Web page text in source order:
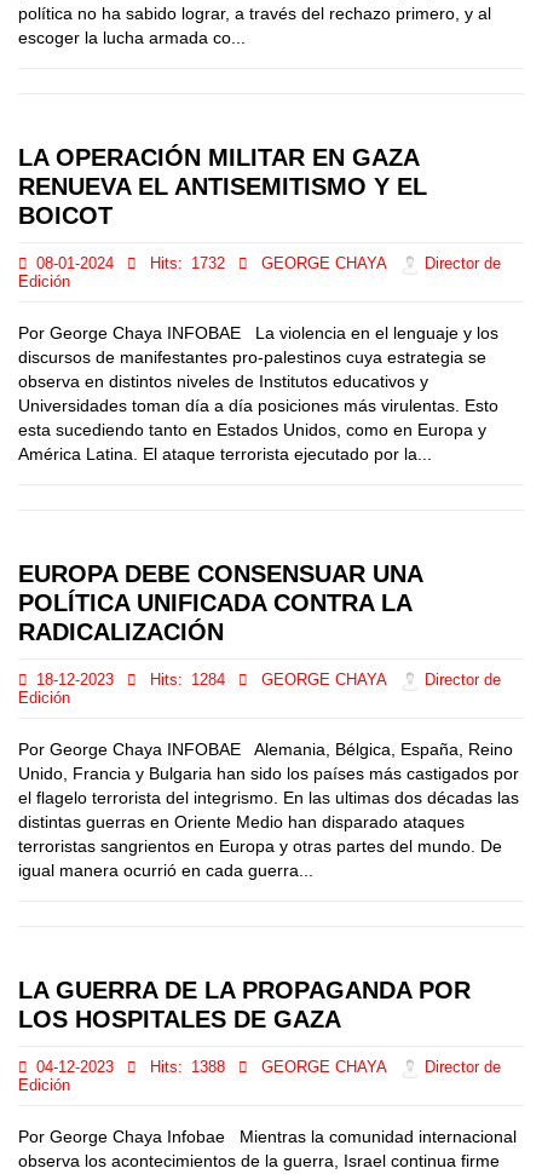
política no ha sabido lograr, a través del rechazo primero, y al
escoger la lucha armada co...
LA OPERACIÓN MILITAR EN GAZA
RENUEVA EL ANTISEMITISMO Y EL
BOICOT
08-01-2024 Hits: 1732 GEORGE CHAYA
Director de
Edición
Por George Chaya INFOBAE La violencia en el lenguaje y los
discursos de manifestantes pro-palestinos cuya estrategia se
observa en distintos niveles de Institutos educativos y
Universidades toman día a día posiciones más virulentas. Esto
esta sucediendo tanto en Estados Unidos, como en Europa y
América Latina. El ataque terrorista ejecutado por la...
EUROPA DEBE CONSENSUAR UNA
POLÍTICA UNIFICADA CONTRA LA
RADICALIZACIÓN
18-12-2023 Hits: 1284 GEORGE CHAYA
Director de
Edición
Por George Chaya INFOBAE Alemania, Bélgica, España, Reino
Unido, Francia y Bulgaria han sido los países más castigados por
el flagelo terrorista del integrismo. En las ultimas dos décadas las
distintas guerras en Oriente Medio han disparado ataques
terroristas sangrientos en Europa y otras partes del mundo. De
igual manera ocurrió en cada guerra...
LA GUERRA DE LA PROPAGANDA POR
LOS HOSPITALES DE GAZA
04-12-2023 Hits: 1388 GEORGE CHAYA
Director de
Edición
Por George Chaya Infobae Mientras la comunidad internacional
observa los acontecimientos de la guerra, Israel continua firme